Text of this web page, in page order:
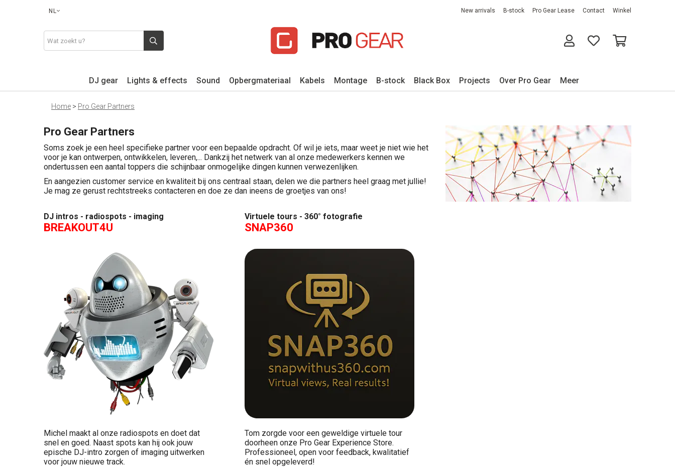
NL New arrivals B-stock Pro Gear Lease Contact Winkel
DJ gear Lights & effects Sound Opbergmateriaal Kabels Montage B-stock Black Box Projects Over Pro Gear Meer
Home > Pro Gear Partners
Pro Gear Partners
Soms zoek je een heel specifieke partner voor een bepaalde opdracht. Of wil je iets, maar weet je niet wie het
voor je kan ontwerpen, ontwikkelen, leveren,... Dankzij het netwerk van al onze medewerkers kennen we
ondertussen een aantal toppers die schijnbaar onmogelijke dingen kunnen verwezenlijken.
En aangezien customer service en kwaliteit bij ons centraal staan, delen we die partners heel graag met jullie!
Je mag ze gerust rechtstreeks contacteren en doe ze dan ineens de groetjes van ons!
DJ intros - radiospots - imaging
BREAKOUT4U
Michel maakt al onze radiospots en doet dat
snel en goed. Naast spots kan hij ook jouw
epische DJ-intro zorgen of imaging uitwerken
voor jouw nieuwe track.
Virtuele tours - 360° fotografie
SNAP360
Tom zorgde voor een geweldige virtuele tour
doorheen onze Pro Gear Experience Store.
Professioneel, open voor feedback, kwalitatief
én snel opgeleverd!